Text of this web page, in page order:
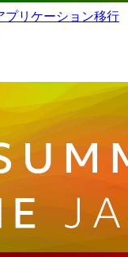
プリケーション移行